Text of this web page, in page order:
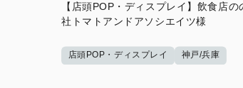
【店頭POP・ディスプレイ】飲食店
社トマトアンドアソシエイツ様
店頭POP・ディスプレイ 神戸/兵庫